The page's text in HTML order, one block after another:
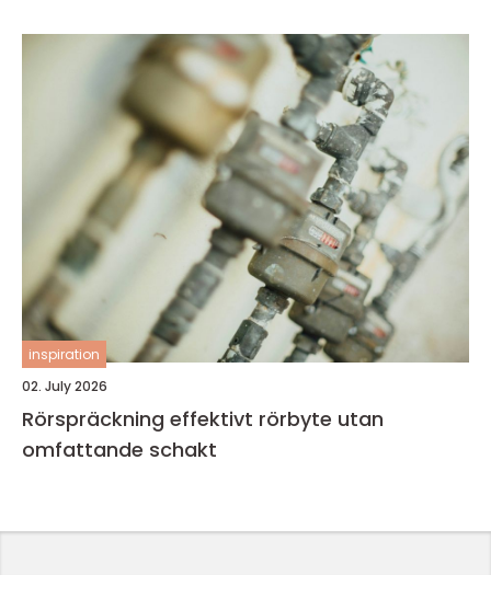
inspiration
02. July 2026
Rörspräckning effektivt rörbyte utan
omfattande schakt